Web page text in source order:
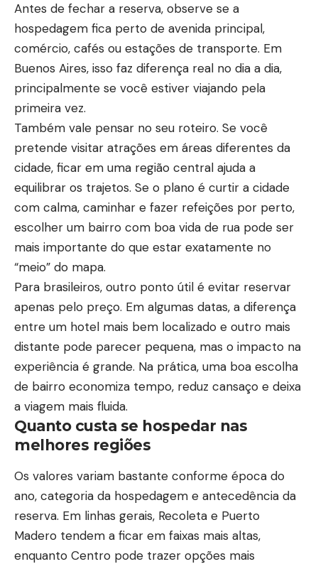
Antes de fechar a reserva, observe se a
hospedagem fica perto de avenida principal,
comércio, cafés ou estações de transporte. Em
Buenos Aires, isso faz diferença real no dia a dia,
principalmente se você estiver viajando pela
primeira vez.
Também vale pensar no seu roteiro. Se você
pretende visitar atrações em áreas diferentes da
cidade, ficar em uma região central ajuda a
equilibrar os trajetos. Se o plano é curtir a cidade
com calma, caminhar e fazer refeições por perto,
escolher um bairro com boa vida de rua pode ser
mais importante do que estar exatamente no
“meio” do mapa.
Para brasileiros, outro ponto útil é evitar reservar
apenas pelo preço. Em algumas datas, a diferença
entre um hotel mais bem localizado e outro mais
distante pode parecer pequena, mas o impacto na
experiência é grande. Na prática, uma boa escolha
de bairro economiza tempo, reduz cansaço e deixa
a viagem mais fluida.
Quanto custa se hospedar nas
melhores regiões
Os valores variam bastante conforme época do
ano, categoria da hospedagem e antecedência da
reserva. Em linhas gerais, Recoleta e Puerto
Madero tendem a ficar em faixas mais altas,
enquanto Centro pode trazer opções mais